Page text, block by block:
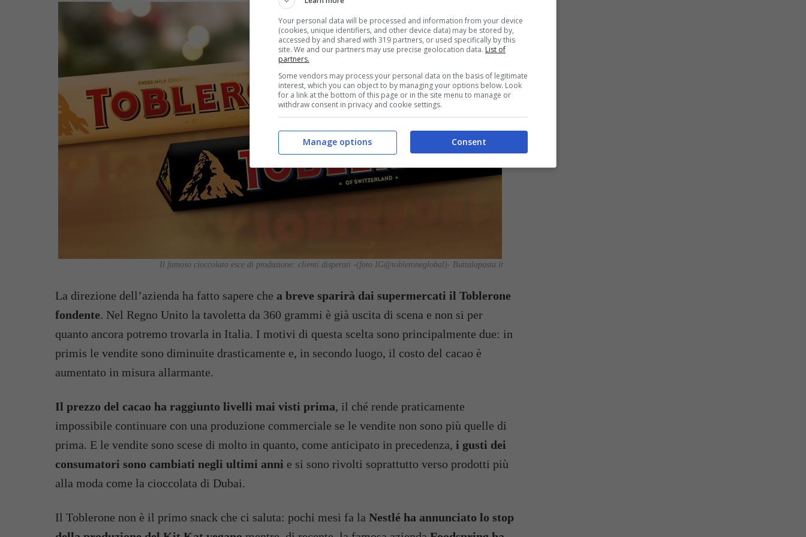
Il famoso cioccolato esce di produzione: clienti disperati -(foto IG@tobleroneglobal)- Buttalapasta.it
La direzione dell’azienda ha fatto sapere che a breve sparirà dai supermercati il Toblerone
fondente. Nel Regno Unito la tavoletta da 360 grammi è già uscita di scena e non si per
quanto ancora potremo trovarla in Italia. I motivi di questa scelta sono principalmente due: in
primis le vendite sono diminuite drasticamente e, in secondo luogo, il costo del cacao è
aumentato in misura allarmante.
Il prezzo del cacao ha raggiunto livelli mai visti prima, il ché rende praticamente
impossibile continuare con una produzione commerciale se le vendite non sono più quelle di
prima. E le vendite sono scese di molto in quanto, come anticipato in precedenza, i gusti dei
consumatori sono cambiati negli ultimi anni e si sono rivolti soprattutto verso prodotti più
alla moda come la cioccolata di Dubai.
Il Toblerone non è il primo snack che ci saluta: pochi mesi fa la Nestlé ha annunciato lo stop
Your personal data will be processed and information from your device
(cookies, unique identifiers, and other device data) may be stored by,
accessed by and shared with 319 partners, or used specifically by this
site. We and our partners may use precise geolocation data. List of
partners.
Some vendors may process your personal data on the basis of legitimate
interest, which you can object to by managing your options below. Look
for a link at the bottom of this page or in the site menu to manage or
withdraw consent in privacy and cookie settings.
Consent
Manage options